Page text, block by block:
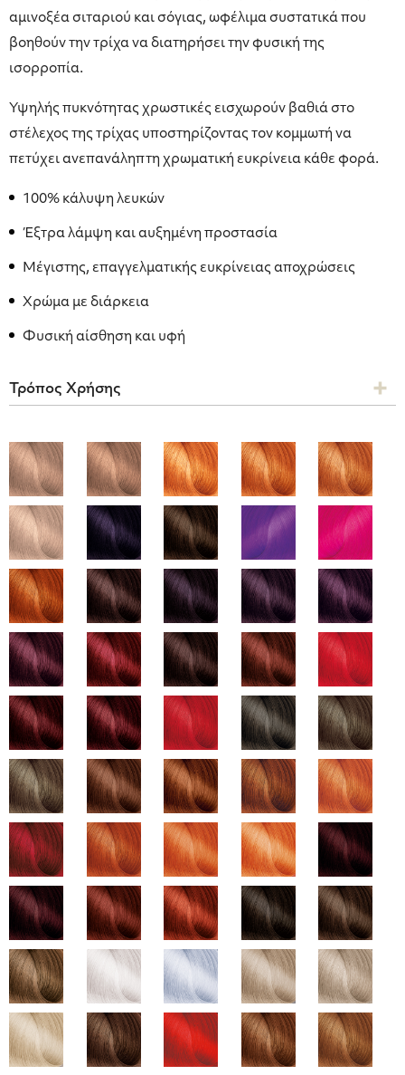
αμινοξέα σιταριού και σόγιας, ωφέλιμα συστατικά που
βοηθούν την τρίχα να διατηρήσει την φυσική της
ισορροπία.
Υψηλής πυκνότητας χρωστικές εισχωρούν βαθιά στο
στέλεχος της τρίχας υποστηρίζοντας τον κομμωτή να
πετύχει ανεπανάληπτη χρωματική ευκρίνεια κάθε φορά.
100% κάλυψη λευκών
Έξτρα λάμψη και αυξημένη προστασία
Μέγιστης, επαγγελματικής ευκρίνειας αποχρώσεις
Χρώμα με διάρκεια
Φυσική αίσθηση και υφή
Τρόπος Χρήσης